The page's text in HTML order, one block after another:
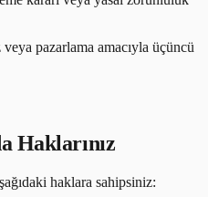
pazarlama amacıyla üçüncü
Haklarınız
haklara sahipsiniz: